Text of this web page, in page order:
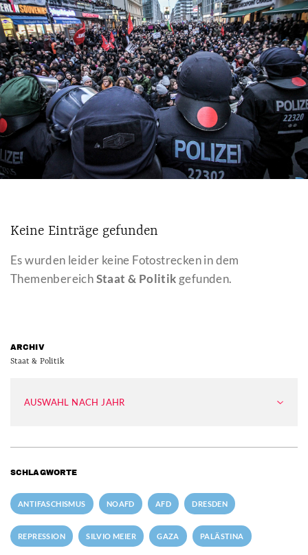
Keine Einträge gefunden
Es wurden leider keine Fotostrecken in dem
ThemenbereichStaat & Politik gefunden.
ARCHIV
Staat & Politik
AUSWAHL NACH JAHR
SCHLAGWORTE
ANTIFASCHISMUS NOAFD AFD DRESDEN
REPRESSION SILVIO MEIER GAZA PALÄSTINA